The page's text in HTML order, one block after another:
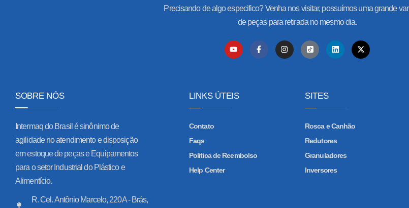
Precisando de algo especifico? Venha nos visitar, possuímos uma grande
de peças para retirada no mesmo dia.
SOBRE NÓS
Intermaq do Brasil é sinônimo de
agilidade no atendimento e disposição
em estoque de peças e Equipamentos
para o setor Industrial do Plástico e
Alimentício.
R. Cel. Antônio Marcelo, 220A - Brás,
LINKS ÚTEIS
Contato
Faqs
Politica de Reembolso
Help Center
SITES
Rosca e Canhão
Redutores
Granuladores
Inversores